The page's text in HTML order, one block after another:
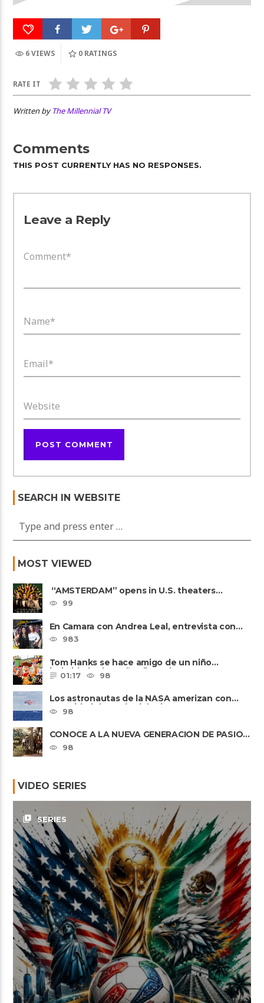
6 VIEWS 0 RATINGS
RATE IT
Written byThe Millennial TV
Comments
THIS POST CURRENTLY HAS NO RESPONSES.
Leave a Reply
Comment*
Name*
Email*
Website
SEARCH IN WEBSITE
MOST VIEWED
“AMSTERDAM” opens in U.S. theaters
October 7, 2022
99
En Camara con Andrea Leal, entrevista con
Majo Cornejo, Cirque Du ......
983
Tom Hanks se hace amigo de un niño
intimidado de 8 años llamado ......
01:17 98
Los astronautas de la NASA amerizan con
seguridad después del primer ......
98
CONOCE A LA NUEVA GENERACIÓN DE PASIÓN
DE GAVILANES II
98
VIDEO SERIES
video_library SERIES